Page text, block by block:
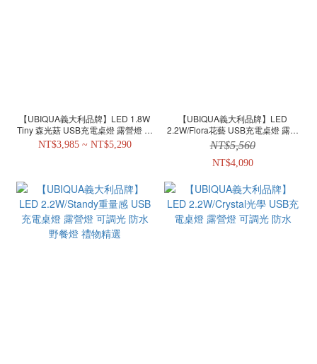
【UBIQUA義大利品牌】LED 1.8W
Tiny 森光菇 USB充電桌燈 露營燈 可
調光 IP65防水 禮物精選
NT$3,985 ~ NT$5,290
【UBIQUA義大利品牌】LED
2.2W/Flora花藝 USB充電桌燈 露營
燈 可調光 防水 野餐燈 禮物精選
NT$5,560
NT$4,090